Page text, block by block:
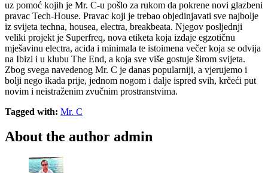
uz pomoć kojih je Mr. C-u pošlo za rukom da pokrene novi glazbeni
pravac Tech-House. Pravac koji je trebao objedinjavati sve najbolje
iz svijeta techna, housea, electra, breakbeata. Njegov posljednji
veliki projekt je Superfreq, nova etiketa koja izdaje egzotičnu
mješavinu electra, acida i minimala te istoimena večer koja se odvija
na Ibizi i u klubu The End, a koja sve više gostuje širom svijeta.
Zbog svega navedenog Mr. C je danas popularniji, a vjerujemo i
bolji nego ikada prije, jednom nogom i dalje ispred svih, krčeći put
novim i neistraženim zvučnim prostranstvima.
Tagged with: Mr. C
About the author admin